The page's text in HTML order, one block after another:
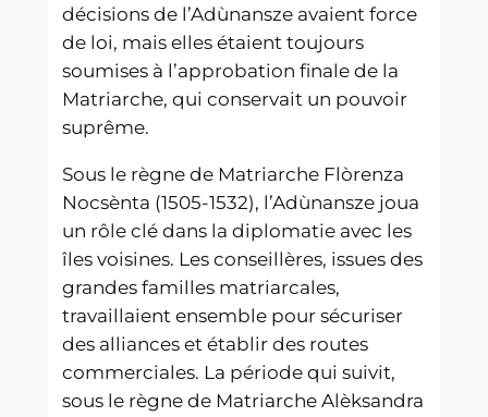
décisions de l’Adùnansze avaient force
de loi, mais elles étaient toujours
soumises à l’approbation finale de la
Matriarche, qui conservait un pouvoir
suprême.
Sous le règne de Matriarche Flòrenza
Nocsènta (1505-1532), l’Adùnansze joua
un rôle clé dans la diplomatie avec les
îles voisines. Les conseillères, issues des
grandes familles matriarcales,
travaillaient ensemble pour sécuriser
des alliances et établir des routes
commerciales. La période qui suivit,
sous le règne de Matriarche Alèksandra